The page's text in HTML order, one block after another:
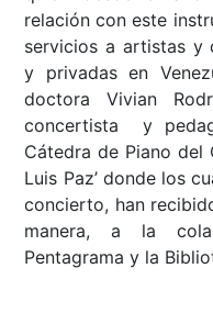
relación con este
servicios a artistas y
y privadas en
doctora Vivian
concertista y
Cátedra de Piano del
Luis Paz’ donde los
concierto, han
manera, a la
Pentagrama y la